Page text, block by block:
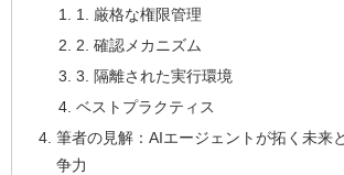
1. 厳格な権限管理
2. 確認メカニズム
3. 隔離された実行環境
ベストプラクティス
筆者の見解：AIエージェントが拓く未来
争力